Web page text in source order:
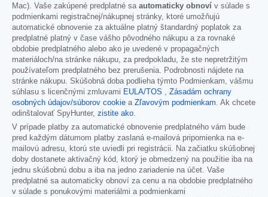
Mac). Vaše zakúpené predplatné sa automaticky obnoví v súlade s
podmienkami registračnej/nákupnej stránky, ktoré umožňujú
automatické obnovenie za aktuálne platný štandardný poplatok za
predplatné platný v čase vášho pôvodného nákupu a za rovnaké
obdobie predplatného alebo ako je uvedené v propagačných
materiáloch/na stránke nákupu, za predpokladu, že ste nepretržitým
používateľom predplatného bez prerušenia. Podrobnosti nájdete na
stránke nákupu. Skúšobná doba podlieha týmto Podmienkam, vášmu
súhlasu s licenčnými zmluvami EULA/TOS
Zásadám ochrany
osobných údajov/súborov cookie a Zľavovým podmienkam . Ak chcete
odinštalovať SpyHunter, zistite ako
V prípade platby za automatické obnovenie predplatného vám bude
pred každým dátumom platby zaslaná e-mailová pripomienka na e-
mailovú adresu, ktorú ste uviedli pri registrácii. Na začiatku skúšobnej
doby dostanete aktivačný kód, ktorý je obmedzený na použitie iba na
jednu skúšobnú dobu a iba na jedno zariadenie na účet. Vaše
predplatné sa automaticky obnoví za cenu a na obdobie predplatného
v súlade s ponukovými materiálmi a podmienkami